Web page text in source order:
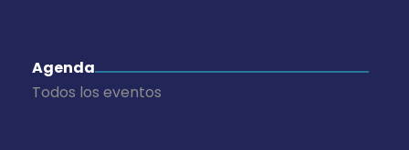
Agenda
Todos los eventos